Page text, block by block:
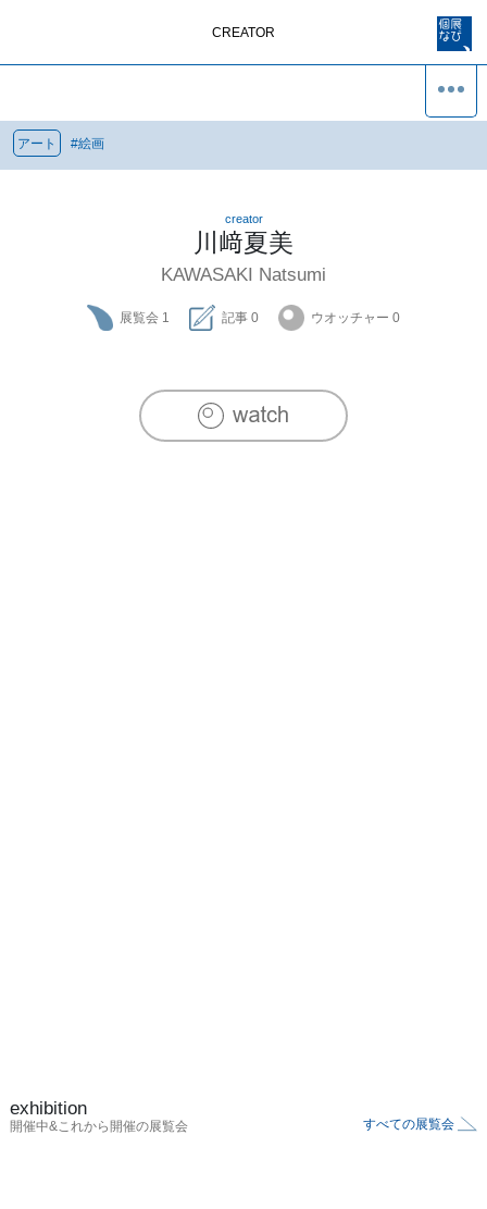
CREATOR
アート #絵画
creator
川﨑夏美
KAWASAKI Natsumi
展覧会 1 記事 0 ウオッチャー 0
exhibition
開催中&これから開催の展覧会 すべての展覧会